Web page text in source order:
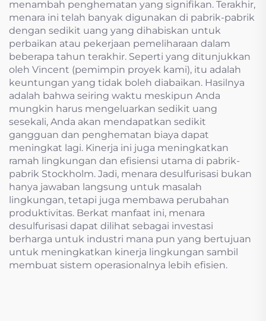
menambah penghematan yang signifikan. Terakhir,
menara ini telah banyak digunakan di pabrik-pabrik
dengan sedikit uang yang dihabiskan untuk
perbaikan atau pekerjaan pemeliharaan dalam
beberapa tahun terakhir. Seperti yang ditunjukkan
oleh Vincent (pemimpin proyek kami), itu adalah
keuntungan yang tidak boleh diabaikan. Hasilnya
adalah bahwa seiring waktu meskipun Anda
mungkin harus mengeluarkan sedikit uang
sesekali, Anda akan mendapatkan sedikit
gangguan dan penghematan biaya dapat
meningkat lagi. Kinerja ini juga meningkatkan
ramah lingkungan dan efisiensi utama di pabrik-
pabrik Stockholm. Jadi, menara desulfurisasi bukan
hanya jawaban langsung untuk masalah
lingkungan, tetapi juga membawa perubahan
produktivitas. Berkat manfaat ini, menara
desulfurisasi dapat dilihat sebagai investasi
berharga untuk industri mana pun yang bertujuan
untuk meningkatkan kinerja lingkungan sambil
membuat sistem operasionalnya lebih efisien.